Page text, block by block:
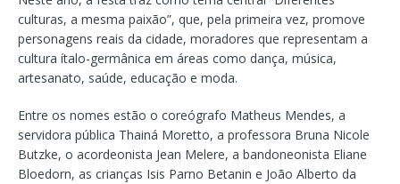
culturas, a mesma paixão”, que, pela primeira vez, promove
personagens reais da cidade, moradores que representam a
cultura ítalo-germânica em áreas como dança, música,
artesanato, saúde, educação e moda.
Entre os nomes estão o coreógrafo Matheus Mendes, a
servidora pública Thainá Moretto, a professora Bruna Nicole
Butzke, o acordeonista Jean Melere, a bandoneonista Eliane
Bloedorn, as crianças Isis Parno Betanin e João Alberto da